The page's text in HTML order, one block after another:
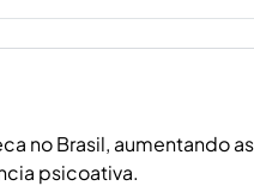
no Brasil, aumentando
psicoativa.